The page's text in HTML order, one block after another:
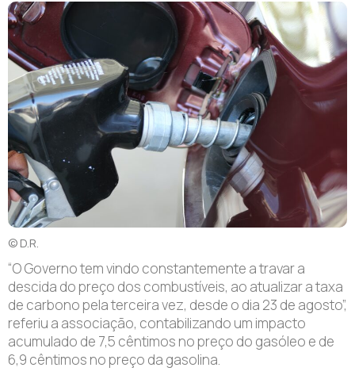
© D.R.
“OGoverno tem vindo constantemente a travar a
descida do preço dos combustíveis, ao atualizar a taxa
de carbono pela terceira vez, desde o dia 23 de agosto”,
referiu a associação, contabilizando um impacto
acumulado de 7,5 cêntimos no preço do gasóleo e de
6,9 cêntimos no preço da gasolina.